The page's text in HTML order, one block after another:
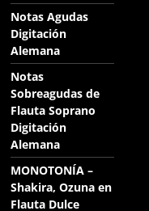
Notas Agudas
Digitación
Alemana
Notas
Sobreagudas de
Flauta Soprano
Digitación
Alemana
MONOTONÍA –
Shakira, Ozuna en
Flauta Dulce